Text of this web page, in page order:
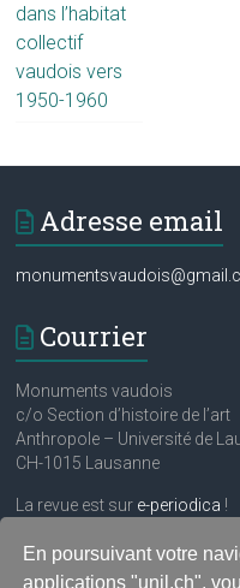
En poursuivant votre
applications "unil.ch",
dans l’habitat
collectif
vaudois vers
1950-1960
Adresse email
Courrier
Monuments vaudois
c/o Section d’histoire de l’art
Anthropole – Université de
CH-1015 Lausanne
La revue est sur e-periodica !